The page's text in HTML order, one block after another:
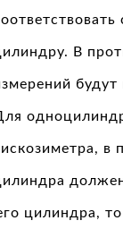
В
будут
в
цилиндра,